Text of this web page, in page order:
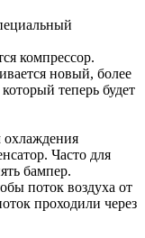
компрессор.
новый, более
теперь будет
Часто для
бампер.
поток воздуха от
проходили через